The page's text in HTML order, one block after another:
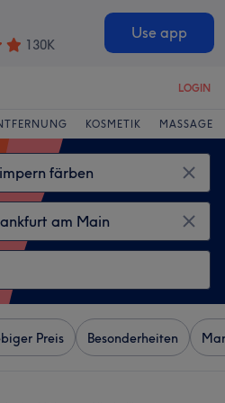
130K
Use app
LOGIN
KOSMETIK MASSAGE
Preis Besonderheiten